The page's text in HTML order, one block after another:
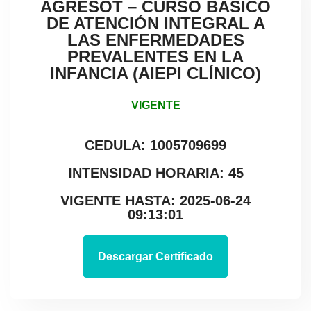
AGRESOT – CURSO BÁSICO
DE ATENCIÓN INTEGRAL A
LAS ENFERMEDADES
PREVALENTES EN LA
INFANCIA (AIEPI CLÍNICO)
VIGENTE
CEDULA: 1005709699
INTENSIDAD HORARIA: 45
VIGENTE HASTA: 2025-06-24
09:13:01
Descargar Certificado